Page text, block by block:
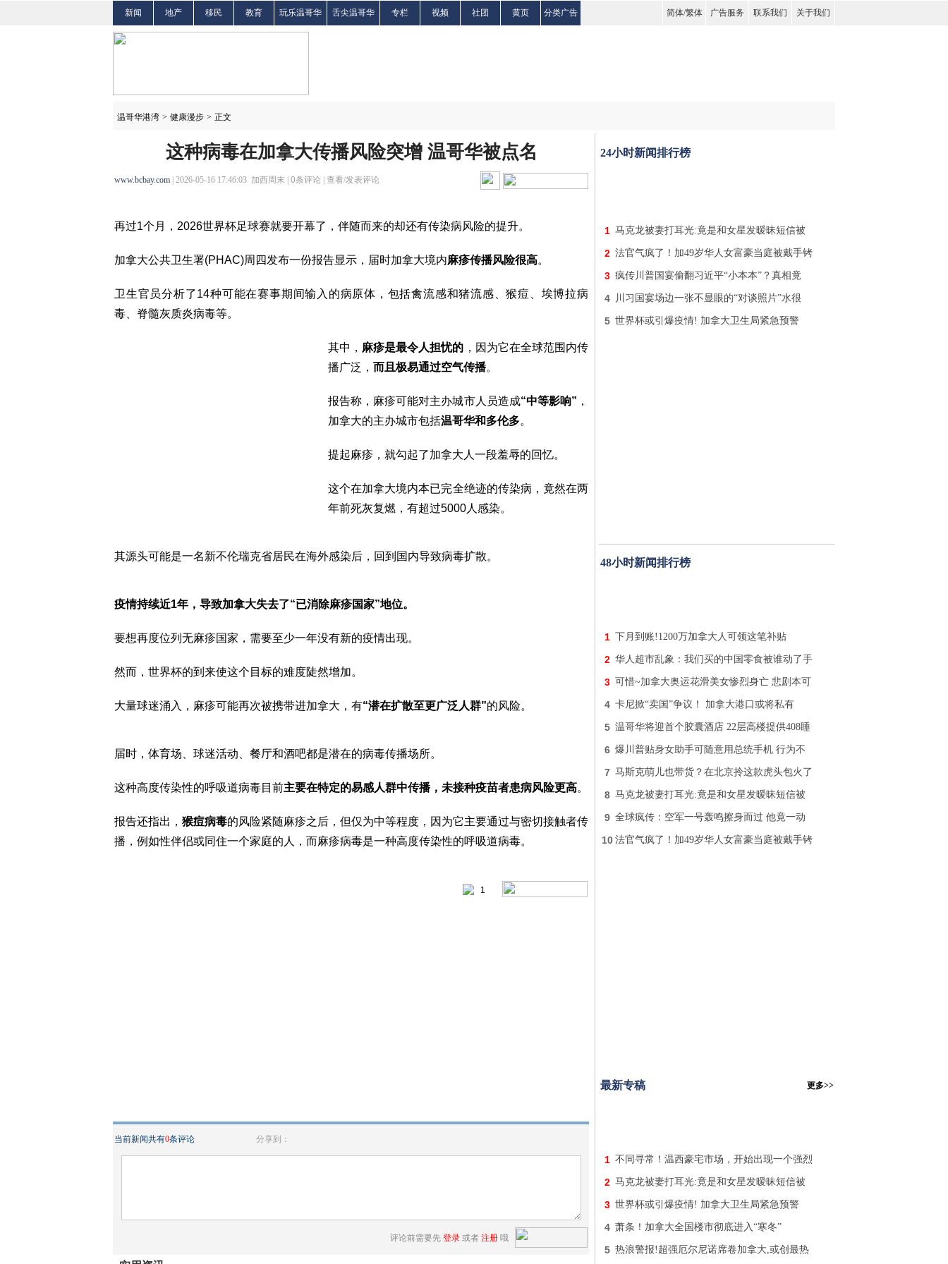
新闻 地产 移民 教育 玩乐温哥华 舌尖温哥华 专栏 视频 社团 黄页 分类广告 简体/繁体 广告服务 联系我们 关于我们
温哥华港湾 > 健康漫步 > 正文
这种病毒在加拿大传播风险突增 温哥华被点名
www.bcbay.com | 2026-05-16 17:46:03 加西周末 | 0条评论 | 查看/发表评论
再过1个月，2026世界杯足球赛就要开幕了，伴随而来的却还有传染病风险的提升。
加拿大公共卫生署(PHAC)周四发布一份报告显示，届时加拿大境内麻疹传播风险很高。
卫生官员分析了14种可能在赛事期间输入的病原体，包括禽流感和猪流感、猴痘、埃博拉病
毒、脊髓灰质炎病毒等。
其中， 麻疹是最令人担忧的 ，因为它在全球范围内传
播广泛， 而且极易通过空气传播。
报告称，麻疹可能对主办城市人员造成“中等影响” ，
加拿大的主办城市包括温哥华和多伦多。
提起麻疹，就勾起了加拿大人一段羞辱的回忆。
这个在加拿大境内本已完全绝迹的传染病，竟然在两
年前死灰复燃，有超过5000人感染。
其源头可能是一名新不伦瑞克省居民在海外感染后，回到国内导致病毒扩散。
疫情持续近1年，导致加拿大失去了“已消除麻疹国家”地位。
要想再度位列无麻疹国家，需要至少一年没有新的疫情出现。
然而，世界杯的到来使这个目标的难度陡然增加。
大量球迷涌入，麻疹可能再次被携带进加拿大，有“潜在扩散至更广泛人群”的风险。
届时，体育场、球迷活动、餐厅和酒吧都是潜在的病毒传播场所。
这种高度传染性的呼吸道病毒目前主要在特定的易感人群中传播，未接种疫苗者患病风险更高。
报告还指出， 猴痘病毒的风险紧随麻疹之后，但仅为中等程度，因为它主要通过与密切接触者传
播，例如性伴侣或同住一个家庭的人，而麻疹病毒是一种高度传染性的呼吸道病毒。
1
当前新闻共有0条评论 分享到：
评论前需要先 登录 或者 注册 哦
24小时新闻排行榜
1 马克龙被妻打耳光:竟是和女星发暧昧短信被
2 法官气疯了！加49岁华人女富豪当庭被戴手铐
3 疯传川普国宴偷翻习近平“小本本”？真相竟
4 川习国宴场边一张不显眼的“对谈照片”水很
5 世界杯或引爆疫情! 加拿大卫生局紧急预警
48小时新闻排行榜
1 下月到账!1200万加拿大人可领这笔补贴
2 华人超市乱象：我们买的中国零食被谁动了手
3 可惜~加拿大奥运花滑美女惨烈身亡 悲剧本可
4 卡尼掀“卖国”争议！ 加拿大港口或将私有
5 温哥华将迎首个胶囊酒店 22层高楼提供408睡
6 爆川普贴身女助手可随意用总统手机 行为不
7 马斯克萌儿也带货？在北京拎这款虎头包火了
8 马克龙被妻打耳光:竟是和女星发暧昧短信被
9 全球疯传：空军一号轰鸣擦身而过 他竟一动
10 法官气疯了！加49岁华人女富豪当庭被戴手铐
最新专稿 更多>>
1 不同寻常！温西豪宅市场，开始出现一个强烈
2 马克龙被妻打耳光:竟是和女星发暧昧短信被
3 世界杯或引爆疫情! 加拿大卫生局紧急预警
4 萧条！加拿大全国楼市彻底进入“寒冬”
5 热浪警报!超强厄尔尼诺席卷加拿大,或创最热